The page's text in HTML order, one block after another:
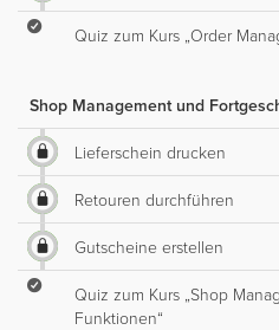
Quiz zum Kurs „Order
Shop Management und
Lieferschein drucken
Retouren durchführen
Gutscheine erstellen
Quiz zum Kurs „Shop
Funktionen“